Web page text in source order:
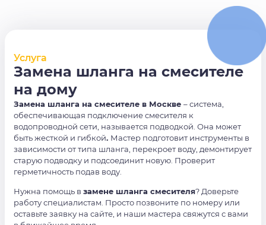
Услуга
Замена шланга на смесителе
на дому
Замена шланга на смесителе в Москве – система,
обеспечивающая подключение смесителя к
водопроводной сети, называется подводкой. Она может
быть жесткой и гибкой. Мастер подготовит инструменты в
зависимости от типа шланга, перекроет воду, демонтирует
старую подводку и подсоединит новую. Проверит
герметичность подав воду.
Нужна помощь в замене шланга смесителя? Доверьте
работу специалистам. Просто позвоните по номеру или
оставьте заявку на сайте, и наши мастера свяжутся с вами